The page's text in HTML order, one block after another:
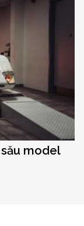
model